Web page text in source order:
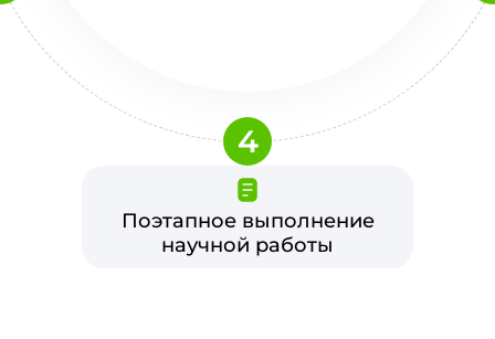
Поэтапное выполнение
научной работы
4